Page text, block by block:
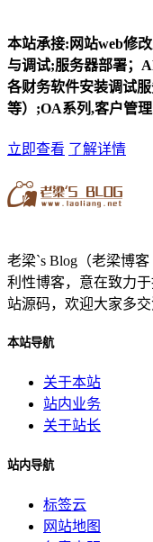
本站承接:网站web修
与调试;服务器部署；
各财务软件安装调试
等）;OA系列,客户管
立即查看 了解详情
老梁`s Blog（老梁博
利性博客，意在致力
站源码，欢迎大家多
本站导航
关于本站
站内业务
关于站长
站内导航
标签云
网站地图